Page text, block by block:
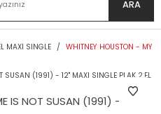
ARA
MAXI SINGLE WHITNEY HOUSTON - MY
IS NOT SUSAN (1991) - 12''